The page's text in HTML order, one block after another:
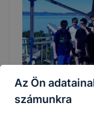
Ízek,
Az Ön
számunkra